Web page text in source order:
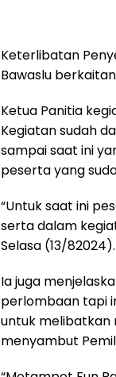
Keterlibatan
Bawaslu
Ketua Panitia
Kegiatan sudah
sampai saat ini
peserta yang
“Untuk saat ini
serta dalam
Selasa (13/82024).
Ia juga
perlombaan tapi
untuk melibatkan
menyambut